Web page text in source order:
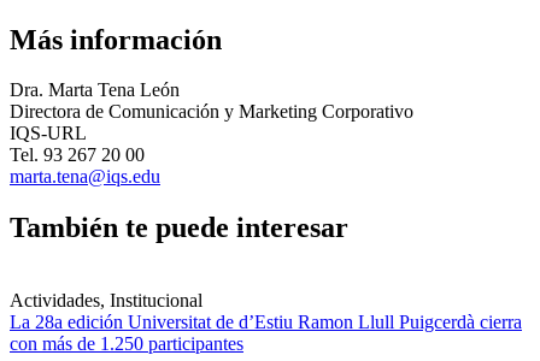
Más información
Dra. Marta Tena León
Directora de Comunicación y Marketing Corporativo
IQS-URL
Tel. 93 267 20 00
marta.tena@iqs.edu
También te puede interesar
Actividades, Institucional
La 28a edición Universitat de d’Estiu Ramon Llull Puigcerdà cierra
con más de 1.250 participantes